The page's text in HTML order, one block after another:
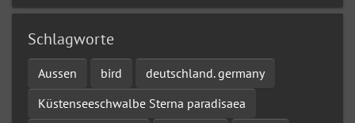
Schlagworte
Aussen bird
deutschland. germany
Küstenseeschwalbe Sterna paradisaea